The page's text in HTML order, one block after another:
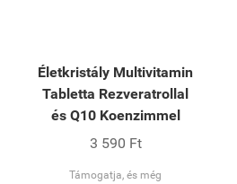
Életkristály Multivitamin
Tabletta Rezveratrollal
és Q10 Koenzimmel
3 590 Ft
Támogatja, és még